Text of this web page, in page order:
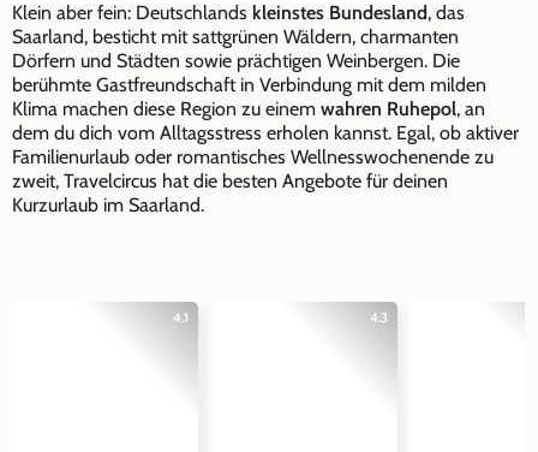
Klein aber fein: Deutschlands kleinstes Bundesland, das
Saarland, besticht mit sattgrünen Wäldern, charmanten
Dörfern und Städten sowie prächtigen Weinbergen. Die
berühmte Gastfreundschaft in Verbindung mit dem milden
Klima machen diese Region zu einem wahren Ruhepol, an
dem du dich vom Alltagsstress erholen kannst. Egal, ob aktiver
Familienurlaub oder romantisches Wellnesswochenende zu
zweit, Travelcircus hat die besten Angebote für deinen
Kurzurlaub im Saarland.
4.1 4.3